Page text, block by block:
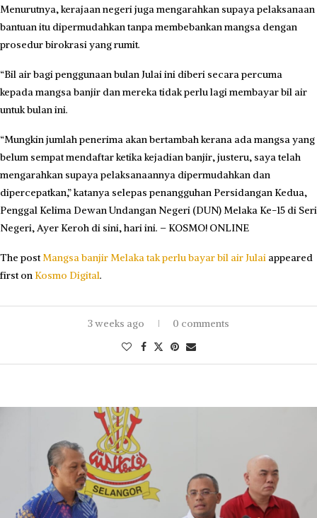
Menurutnya, kerajaan negeri juga mengarahkan supaya pelaksanaan
bantuan itu dipermudahkan tanpa membebankan mangsa dengan
prosedur birokrasi yang rumit.
“Bil air bagi penggunaan bulan Julai ini diberi secara percuma
kepada mangsa banjir dan mereka tidak perlu lagi membayar bil air
untuk bulan ini.
“Mungkin jumlah penerima akan bertambah kerana ada mangsa yang
belum sempat mendaftar ketika kejadian banjir, justeru, saya telah
mengarahkan supaya pelaksanaannya dipermudahkan dan
dipercepatkan,” katanya selepas penangguhan Persidangan Kedua,
Penggal Kelima Dewan Undangan Negeri (DUN) Melaka Ke-15 di Seri
Negeri, Ayer Keroh di sini, hari ini. – KOSMO! ONLINE
The postMangsa banjir Melaka tak perlu bayar bil air Julai appeared
first on Kosmo Digital.
3 weeks ago 0 comments